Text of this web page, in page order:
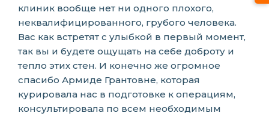
клиник вообще нет ни одного плохого,
неквалифицированного, грубого человека.
Вас как встретят с улыбкой в первый момент,
так вы и будете ощущать на себе доброту и
тепло этих стен. И конечно же огромное
спасибо Армиде Грантовне, которая
курировала нас в подготовке к операциям,
консультировала по всем необходимым